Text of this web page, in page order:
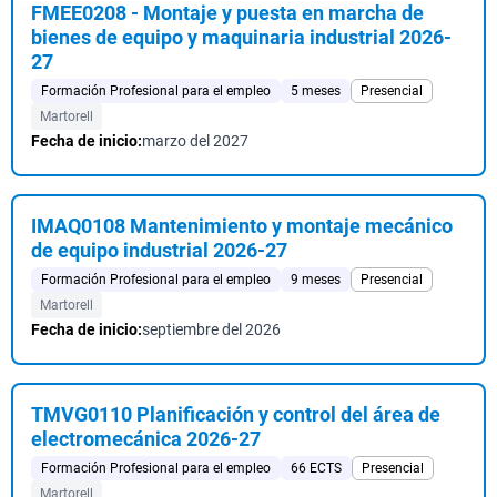
FMEE0208 - Montaje y puesta en marcha de
bienes de equipo y maquinaria industrial 2026-
27
Formación Profesional para el empleo 5 meses
Presencial
Martorell
Fecha de inicio:marzo del 2027
IMAQ0108 Mantenimiento y montaje mecánico
de equipo industrial 2026-27
Formación Profesional para el empleo 9 meses
Presencial
Martorell
Fecha de inicio:septiembre del 2026
TMVG0110 Planificación y control del área de
electromecánica 2026-27
Formación Profesional para el empleo 66 ECTS
Presencial
Martorell